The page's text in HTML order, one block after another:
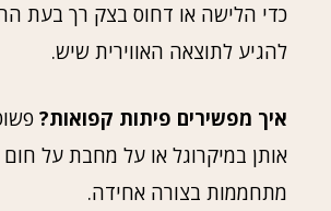
כדי הלישה או דחוס בצק רך בעת
להגיע לתוצאה האווירית שיש.
איך מפשירים פיתות קפואות?
אותן במיקרוגל או על מחבת על
מתחממות בצורה אחידה.